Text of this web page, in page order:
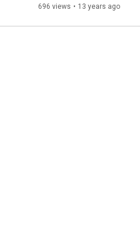
696 views • 13 years ago